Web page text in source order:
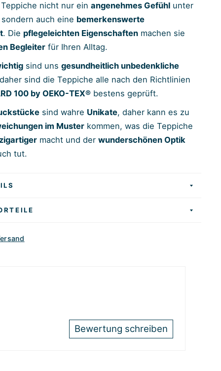
nicht nur ein angenehmes Gefühlunter
auch eine bemerkenswerte
. Die pflegeleichten Eigenschaftenmachen sie
Begleiterfür Ihren Alltag.
sind uns gesundheitlich unbedenkliche
sind die Teppiche alle nach den Richtlinien
100 by OEKO-TEX®bestens geprüft.
sind wahre Unikate, daher kann es zu
im Musterkommen, was die Teppiche
macht und der wunderschönen Optik
tut.
Bewertung schreiben